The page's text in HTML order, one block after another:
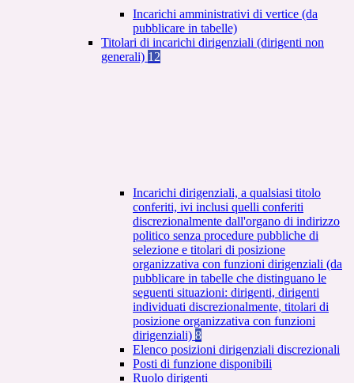
Incarichi amministrativi di vertice (da
pubblicare in tabelle)
Titolari di incarichi dirigenziali (dirigenti non
generali) 12
Incarichi dirigenziali, a qualsiasi titolo
conferiti, ivi inclusi quelli conferiti
discrezionalmente dall'organo di indirizzo
politico senza procedure pubbliche di
selezione e titolari di posizione
organizzativa con funzioni dirigenziali (da
pubblicare in tabelle che distinguano le
seguenti situazioni: dirigenti, dirigenti
individuati discrezionalmente, titolari di
posizione organizzativa con funzioni
dirigenziali) 8
Elenco posizioni dirigenziali discrezionali
Posti di funzione disponibili
Ruolo dirigenti